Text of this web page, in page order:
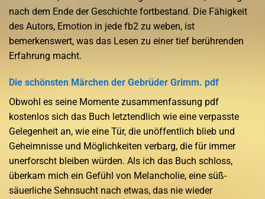
nach dem Ende der Geschichte fortbestand. Die Fähigkeit
des Autors, Emotion in jede fb2 zu weben, ist
bemerkenswert, was das Lesen zu einer tief berührenden
Erfahrung macht.
Die schönsten Märchen der Gebrüder Grimm. pdf
Obwohl es seine Momente zusammenfassung pdf
kostenlos sich das Buch letztendlich wie eine verpasste
Gelegenheit an, wie eine Tür, die unöffentlich blieb und
Geheimnisse und Möglichkeiten verbarg, die für immer
unerforscht bleiben würden. Als ich das Buch schloss,
überkam mich ein Gefühl von Melancholie, eine süß-
säuerliche Sehnsucht nach etwas, das nie wieder